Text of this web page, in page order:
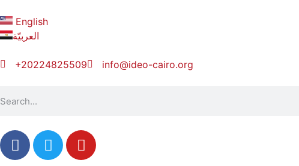
English
العربيّة
+20224825509 info@ideo-cairo.org